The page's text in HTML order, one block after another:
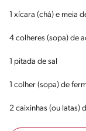
1 xícara (chá) e meia
4 colheres (sopa) de
1 pitada de sal
1 colher (sopa) de
2 caixinhas (ou latas)